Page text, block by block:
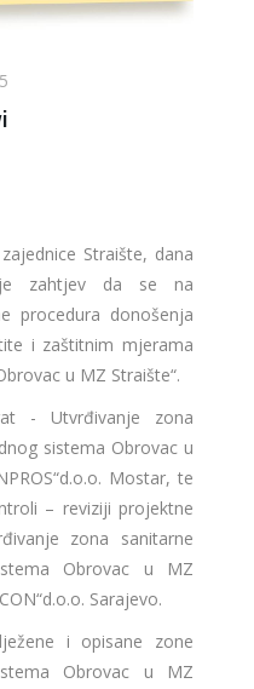
Straište, dana
je zahtjev da se na
procedura donošenja
i zaštitnim mjerama
u MZ Straište“.
- Utvrđivanje zona
sistema Obrovac u
Mostar, te
– reviziji projektne
zona sanitarne
Obrovac u MZ
Sarajevo.
i opisane zone
Obrovac u MZ